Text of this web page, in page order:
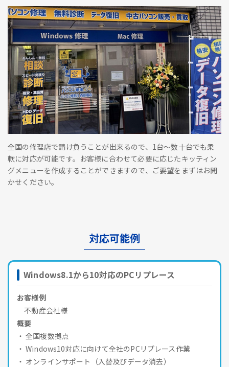
全国の修理店で請け負うことが出来るので、1台～数十台でも柔
軟に対応が可能です。お客様に合わせて必要に応じたキッティン
グメニューを作成することができますので、ご要望をまずはお聞
かせください。
対応可能例
Windows8.1から10対応のPCリプレース
お客様例
不動産会社様
概要
全国複数拠点
Windows10対応に向けて全社のPCリプレース作業
オンラインサポート（入替及びデータ消去）